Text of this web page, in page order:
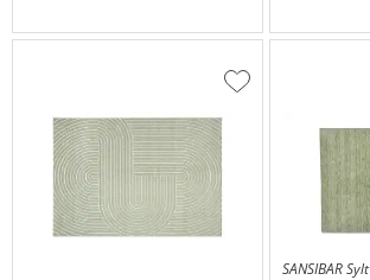
Zur
SANSIBAR Sylt